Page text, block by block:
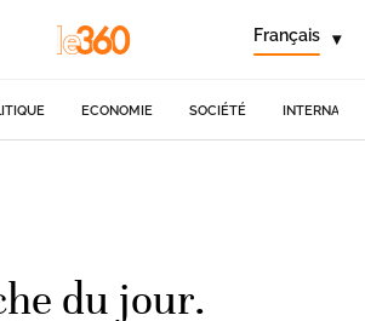
Français ▾
ECONOMIE SOCIÉTÉ
du jour.